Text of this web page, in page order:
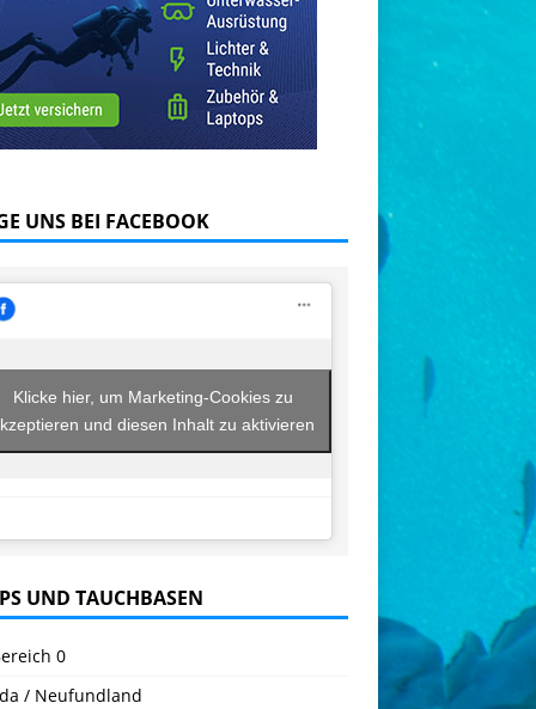
UNS BEI FACEBOOK
Klicke hier, um Marketing-Cookies zu
und diesen Inhalt zu aktivieren
UND TAUCHBASEN
0
/ Neufundland